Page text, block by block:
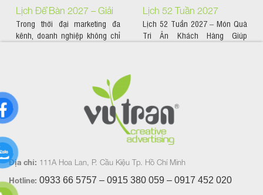
Lịch Để Bàn 2027 – Giải
Pháp Quảng Bá Thương
Hiệu Hiệu Quả Suốt 365
Trong thời đại marketing đa
kênh, doanh nghiệp không chỉ
Lịch 52 Tuần 2027
Lịch 52 Tuần 2027 – Món Quà
Tri Ân Khách Hàng Giúp
Địa chỉ: 111A Hoa Lan, P. Cầu Kiệu Tp. Hồ Chí Minh
Hotline: 0933 66 5757 – 0915 380 059 – 0917 452 020